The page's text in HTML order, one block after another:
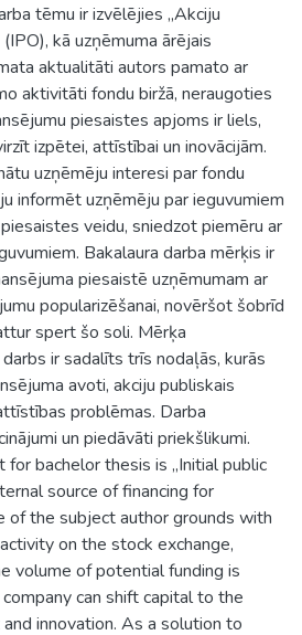
tēmu ir izvēlējies „Akciju
kā uzņēmuma ārējais
aktualitāti autors pamato ar
aktivitāti fondu biržā, neraugoties
piesaistes apjoms ir liels,
izpētei, attīstībai un inovācijām.
uzņēmēju interesi par fondu
informēt uzņēmēju par ieguvumiem
veidu, sniedzot piemēru ar
Bakalaura darba mērķis ir
piesaistē uzņēmumam ar
popularizēšanai, novēršot šobrīd
spert šo soli. Mērķa
ir sadalīts trīs nodaļās, kurās
avoti, akciju publiskais
problēmas. Darba
un piedāvāti priekšlikumi.
bachelor thesis is „Initial public
source of financing for
of the subject author grounds with
on the stock exchange,
volume of potential funding is
can shift capital to the
innovation. As a solution to